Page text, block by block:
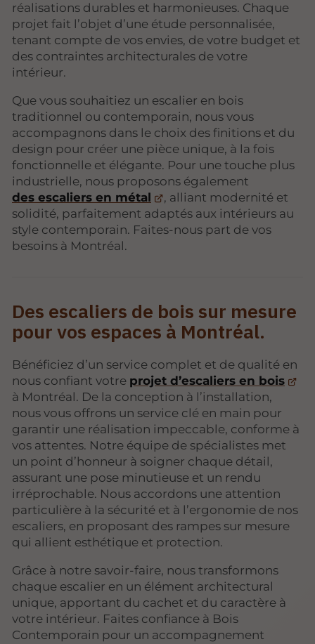
réalisations durables et harmonieuses. Chaque
projet fait l’objet d’une étude personnalisée,
tenant compte de vos envies, de votre budget et
des contraintes architecturales de votre
intérieur.
Que vous souhaitiez un escalier en bois
traditionnel ou contemporain, nous vous
accompagnons dans le choix des finitions et du
design pour créer une pièce unique, à la fois
fonctionnelle et élégante. Pour une touche plus
industrielle, nous proposons également
des escaliers en métal
, alliant modernité et
solidité, parfaitement adaptés aux intérieurs au
style contemporain. Faites-nous part de vos
besoins à Montréal.
Des escaliers de bois sur mesure
pour vos espaces à Montréal.
Bénéficiez d’un service complet et de qualité en
nous confiant votre projet d’escaliers en bois
à Montréal. De la conception à l’installation,
nous vous offrons un service clé en main pour
garantir une réalisation impeccable, conforme à
vos attentes. Notre équipe de spécialistes met
un point d’honneur à soigner chaque détail,
assurant une pose minutieuse et un rendu
irréprochable. Nous accordons une attention
particulière à la sécurité et à l’ergonomie de nos
escaliers, en proposant des rampes sur mesure
qui allient esthétique et protection.
Grâce à notre savoir-faire, nous transformons
chaque escalier en un élément architectural
unique, apportant du cachet et du caractère à
votre intérieur. Faites confiance à Bois
Contemporain pour un accompagnement